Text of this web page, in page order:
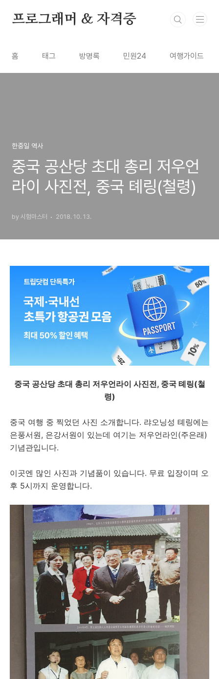
프로그래머 & 자격증
홈 태그 방명록 민원24 여행가이드
한중일 역사
중국 공산당 초대 총리 저우언
라이 사진전, 중국 톄링(철령)
by 시험마스터 2018. 10. 13.
중국 공산당 초대 총리 저우언라이 사진전, 중국 톄링(철
령)
중국 여행 중 찍었던 사진 소개합니다. 랴오닝성 톄링에는
은풍서원, 은강서원이 있는데 여기는 저우언라인(주은래)
기념관입니다.
이곳엔 많인 사진과 기념품이 있습니다. 무료 입장이며 오
후 5시까지 운영합니다.